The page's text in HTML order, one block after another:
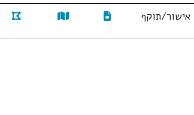
אישור/תוקף